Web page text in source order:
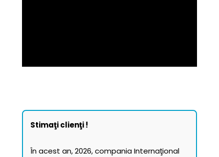
Stimaţi clienţi !
În acest an, 2026, compania Internaţional